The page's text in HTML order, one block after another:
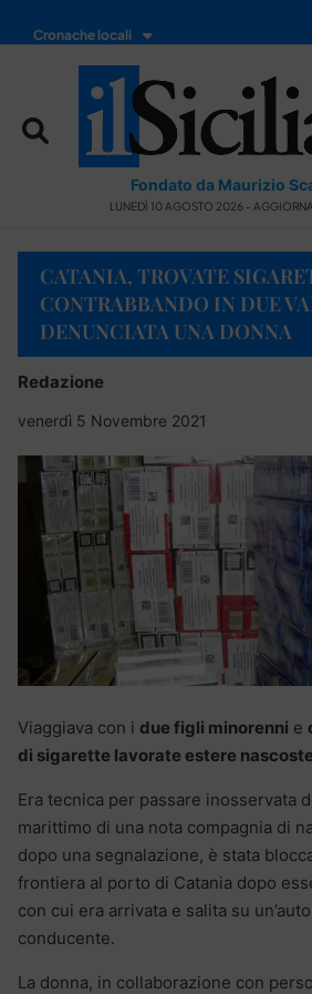
Cronache locali
Fondato da Maurizio
LUNEDÌ 10 AGOSTO 2026 -
CATANIA, TROVATE
CONTRABBANDO IN DUE
DENUNCIATA UNA DONNA
Redazione
venerdì 5 Novembre 2021
Viaggiava con i due figli minorenni e
di sigarette lavorate estere
Era tecnica per passare inosservata
marittimo di una nota compagnia di
dopo una segnalazione, è stata
frontiera al porto di Catania dopo
con cui era arrivata e salita su
conducente.
La donna, in collaborazione con